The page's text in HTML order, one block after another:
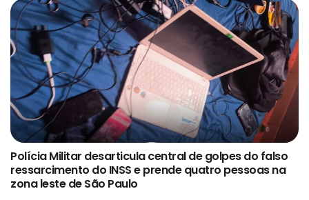
Polícia Militar desarticula central de golpes do falso
ressarcimento do INSS e prende quatro pessoas na
zona leste de São Paulo